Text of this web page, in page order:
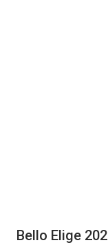
Bello Elige